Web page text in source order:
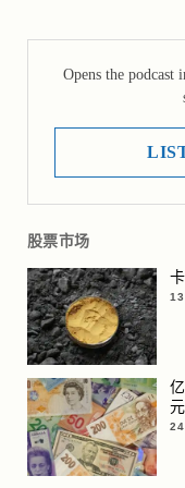
Opens the
股票市场
元